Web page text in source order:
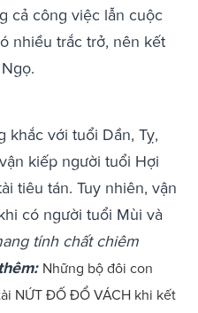
cả công việc lẫn cuộc
nhiều trắc trở, nên kết
khắc với tuổi Dần, Tỵ,
kiếp người tuổi Hợi
tiêu tán. Tuy nhiên, vận
có người tuổi Mùi và
tính chất chiêm
Những bộ đôi con
NỨT ĐỐ ĐỔ VÁCH khi kết